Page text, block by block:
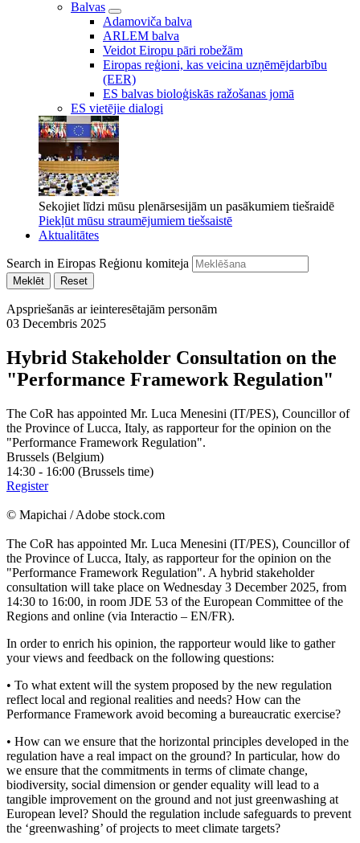
Balvas
Adamoviča balva
ARLEM balva
Veidot Eiropu pāri robežām
Eiropas reģioni, kas veicina uzņēmējdarbību
(EER)
ES balvas bioloģiskās ražošanas jomā
ES vietējie dialogi
Sekojiet līdzi mūsu plenārsesijām un pasākumiem tiešraidē
Piekļūt mūsu straumējumiem tiešsaistē
Aktualitātes
Search in Eiropas Reģionu komiteja
Meklēt Reset
Apspriešanās ar ieinteresētajām personām
03 Decembris 2025
Hybrid Stakeholder Consultation on the
"Performance Framework Regulation"
The CoR has appointed Mr. Luca Menesini (IT/PES), Councillor of
the Province of Lucca, Italy, as rapporteur for the opinion on the
"Performance Framework Regulation".
Brussels (Belgium)
14:30 - 16:00 (Brussels time)
Register
© Mapichai / Adobe stock.com
The CoR has appointed Mr. Luca Menesini (IT/PES), Councillor of
the Province of Lucca, Italy, as rapporteur for the opinion on the
"Performance Framework Regulation". A hybrid stakeholder
consultation will take place on Wednesday 3 December 2025, from
14:30 to 16:00, in room JDE 53 of the European Committee of the
Regions and online (via Interactio – EN/FR).
In order to enrich his opinion, the rapporteur would like to gather
your views and feedback on the following questions:
• To what extent will the system proposed by the new regulation
reflect local and regional realities and needs? How can the
Performance Framework avoid becoming a bureaucratic exercise?
• How can we ensure that the horizontal principles developed in the
regulation have a real impact on the ground? In particular, how do
we ensure that the commitments in terms of climate change,
biodiversity, social dimension or gender equality will lead to a
tangible improvement on the ground and not just greenwashing at
European level? Should the regulation include safeguards to prevent
the ‘greenwashing’ of projects to meet climate targets?